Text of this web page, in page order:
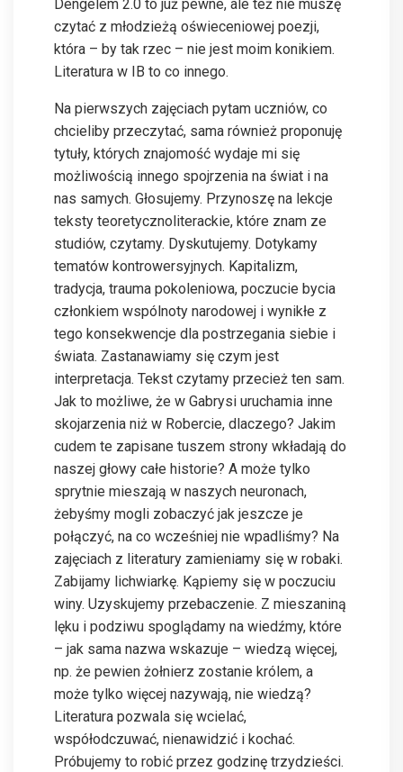
Dengelem 2.0 to już pewne, ale też nie muszę
czytać z młodzieżą oświeceniowej poezji,
która – by tak rzec – nie jest moim konikiem.
Literatura w IB to co innego.
Na pierwszych zajęciach pytam uczniów, co
chcieliby przeczytać, sama również proponuję
tytuły, których znajomość wydaje mi się
możliwością innego spojrzenia na świat i na
nas samych. Głosujemy. Przynoszę na lekcje
teksty teoretycznoliterackie, które znam ze
studiów, czytamy. Dyskutujemy. Dotykamy
tematów kontrowersyjnych. Kapitalizm,
tradycja, trauma pokoleniowa, poczucie bycia
członkiem wspólnoty narodowej i wynikłe z
tego konsekwencje dla postrzegania siebie i
świata. Zastanawiamy się czym jest
interpretacja. Tekst czytamy przecież ten sam.
Jak to możliwe, że w Gabrysi uruchamia inne
skojarzenia niż w Robercie, dlaczego? Jakim
cudem te zapisane tuszem strony wkładają do
naszej głowy całe historie? A może tylko
sprytnie mieszają w naszych neuronach,
żebyśmy mogli zobaczyć jak jeszcze je
połączyć, na co wcześniej nie wpadliśmy? Na
zajęciach z literatury zamieniamy się w robaki.
Zabijamy lichwiarkę. Kąpiemy się w poczuciu
winy. Uzyskujemy przebaczenie. Z mieszaniną
lęku i podziwu spoglądamy na wiedźmy, które
– jak sama nazwa wskazuje – wiedzą więcej,
np. że pewien żołnierz zostanie królem, a
może tylko więcej nazywają, nie wiedzą?
Literatura pozwala się wcielać,
współodczuwać, nienawidzić i kochać.
Próbujemy to robić przez godzinę trzydzieści.